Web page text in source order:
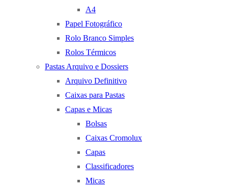
A4
Papel Fotográfico
Rolo Branco Simples
Rolos Térmicos
Pastas Arquivo e Dossiers
Arquivo Definitivo
Caixas para Pastas
Capas e Micas
Bolsas
Caixas Cromolux
Capas
Classificadores
Micas